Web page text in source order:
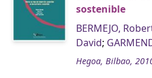
sostenible
BERMEJO,
David;
Hegoa, Bilbao,